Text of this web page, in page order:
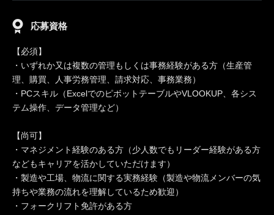
応募資格
【必須】
・いずれか又は複数の管理もしくは事務経験がある方（生産管
理、購買、人事労務管理、請求対応、事務業務）
・PCスキル（ExcelでのピボットテーブルやVLOOKUP、各シス
テム操作、データ管理など）
【尚可】
・マネジメント経験のある方（少人数でもリーダー経験がある方
などもキャリアを活かしていただけます）
・製造や工場、物流に関する実務経験（製造や物流メンバーの気
持ちや業務の流れを理解しているため歓迎）
・フォークリフト免許がある方